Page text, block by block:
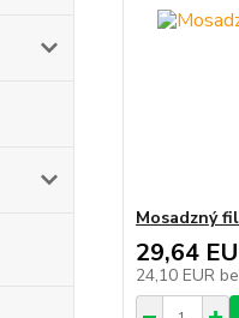
Mosadzný
29,64
24,10 EUR